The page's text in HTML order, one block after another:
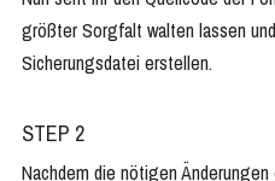
größter Sorgfalt walten lassen
Sicherungsdatei erstellen.
STEP 2
Nachdem die nötigen